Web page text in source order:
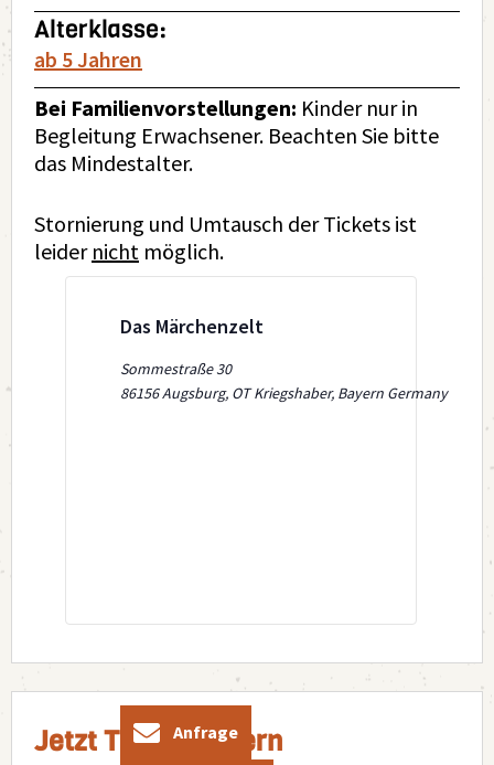
Alterklasse:
ab 5 Jahren
Bei Familienvorstellungen: Kinder nur in
Begleitung Erwachsener. Beachten Sie bitte
das Mindestalter.
Stornierung und Umtausch der Tickets ist
leider nicht möglich.
Das Märchenzelt
Sommestraße 30
86156 Augsburg, OT Kriegshaber, Bayern Germany
Jetzt Ticket sichern
Anfrage